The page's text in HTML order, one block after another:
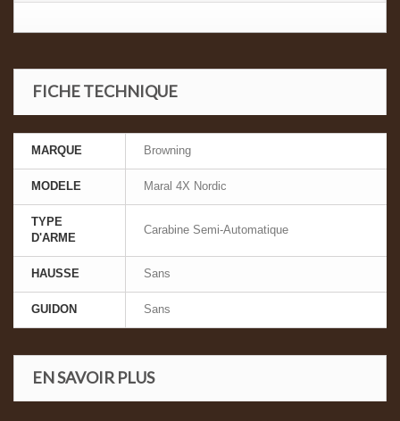
FICHE TECHNIQUE
MARQUE Browning
MODELE Maral 4X Nordic
TYPE
D'ARME
Carabine Semi-Automatique
HAUSSE Sans
GUIDON Sans
EN SAVOIR PLUS